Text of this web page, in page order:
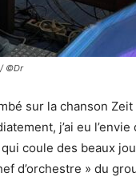
/ ©Dr
sur la chanson
j’ai eu
coule des beaux
d’orchestre » du